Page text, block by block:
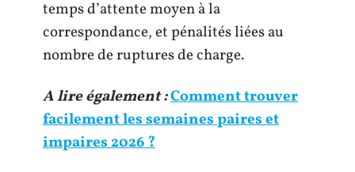
temps d’attente moyen à la
correspondance, et pénalités liées au
nombre de ruptures de charge.
A lire également :Comment trouver
facilement les semaines paires et
impaires 2026 ?